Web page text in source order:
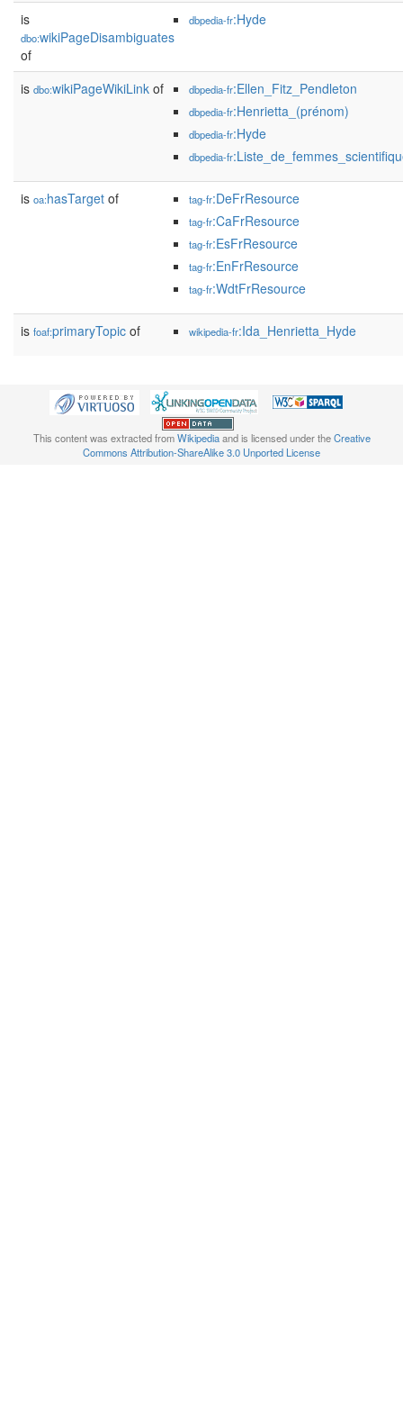
is
dbo:wikiPageDisambiguates
of
dbpedia-fr:Hyde
is dbo:wikiPageWikiLink of dbpedia-fr:Ellen_Fitz_Pendleton
dbpedia-fr:Henrietta_(prénom)
dbpedia-fr:Hyde
dbpedia-fr
is oa:hasTarget of tag-fr:DeFrResource
tag-fr:CaFrResource
tag-fr:EsFrResource
tag-fr:EnFrResource
tag-fr:WdtFrResource
is foaf:primaryTopic of wikipedia-fr:Ida_Henrietta_Hyde
This content was extracted fromWikipediaand is licensed under theCreative
Commons Attribution-ShareAlike 3.0 Unported License